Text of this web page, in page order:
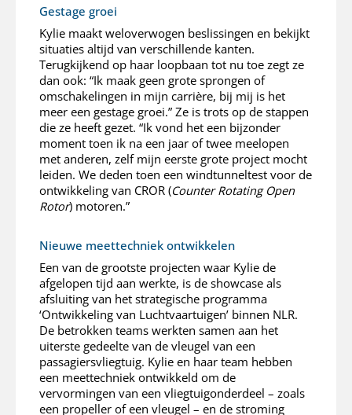
Gestage groei
Kylie maakt weloverwogen beslissingen en bekijkt
situaties altijd van verschillende kanten.
Terugkijkend op haar loopbaan tot nu toe zegt ze
dan ook: “Ik maak geen grote sprongen of
omschakelingen in mijn carrière, bij mij is het
meer een gestage groei.” Ze is trots op de stappen
die ze heeft gezet. “Ik vond het een bijzonder
moment toen ik na een jaar of twee meelopen
met anderen, zelf mijn eerste grote project mocht
leiden. We deden toen een windtunneltest voor de
ontwikkeling van CROR (Counter Rotating Open
Rotor) motoren.”
Nieuwe meettechniek ontwikkelen
Een van de grootste projecten waar Kylie de
afgelopen tijd aan werkte, is de showcase als
afsluiting van het strategische programma
‘Ontwikkeling van Luchtvaartuigen’ binnen NLR.
De betrokken teams werkten samen aan het
uiterste gedeelte van de vleugel van een
passagiersvliegtuig. Kylie en haar team hebben
een meettechniek ontwikkeld om de
vervormingen van een vliegtuigonderdeel – zoals
een propeller of een vleugel – en de stroming